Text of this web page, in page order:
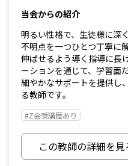
当会からの紹介
明るい性格で、生徒様に深
不明点を一つひとつ丁寧に
伸ばせるよう導く指導に長
ーションを通じて、学習面
細やかなサポートを提供し
る教師です。
#Z会受講歴あり
この教師の詳細を見